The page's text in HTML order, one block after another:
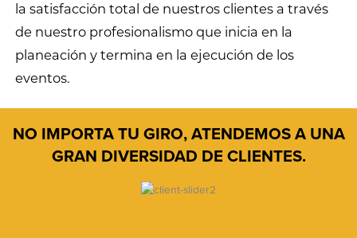
la satisfacción total de nuestros clientes a través
de nuestro profesionalismo que inicia en la
planeación y termina en la ejecución de los
eventos.
NO IMPORTA TU GIRO, ATENDEMOS A UNA
GRAN DIVERSIDAD DE CLIENTES.